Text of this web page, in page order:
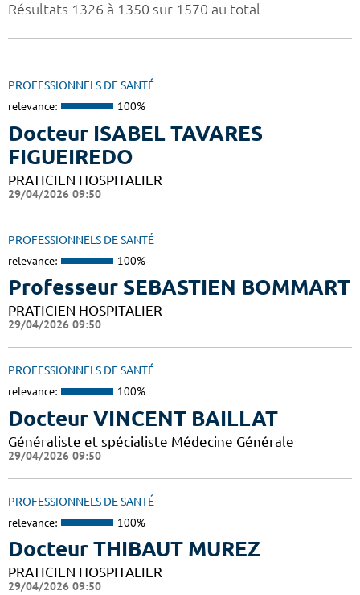
Résultats 1326 à 1350 sur 1570 au total
PROFESSIONNELS DE SANTÉ
relevance: 100%
Docteur ISABEL TAVARES
FIGUEIREDO
PRATICIEN HOSPITALIER
29/04/2026 09:50
PROFESSIONNELS DE SANTÉ
relevance: 100%
Professeur SEBASTIEN BOMMART
PRATICIEN HOSPITALIER
29/04/2026 09:50
PROFESSIONNELS DE SANTÉ
relevance: 100%
Docteur VINCENT BAILLAT
Généraliste et spécialiste Médecine Générale
29/04/2026 09:50
PROFESSIONNELS DE SANTÉ
relevance: 100%
Docteur THIBAUT MUREZ
PRATICIEN HOSPITALIER
29/04/2026 09:50